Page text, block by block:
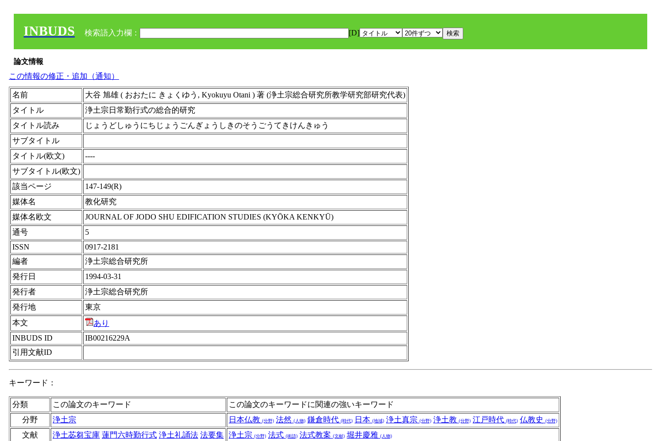
INBUDS 検索語入力欄： [D]
論文情報
この情報の修正・追加（通知）
名前
大谷 旭雄 ( おおたに きょくゆう, Kyokuyu Otani ) 著 (浄土宗総合研究所教学研究部研究代表)
タイトル
浄土宗日常勤行式の総合的研究
タイトル読み
じょうどしゅうにちじょうごんぎょうしきのそうごうてきけんきゅう
サブタイトル
タイトル(欧文)
----
サブタイトル(欧文)
該当ページ
147-149(R)
媒体名
教化研究
媒体名欧文
JOURNAL OF JODO SHU EDIFICATION STUDIES (KYŌKA KENKYŪ)
通号
5
ISSN
0917-2181
編者
浄土宗総合研究所
発行日
1994-03-31
発行者
浄土宗総合研究所
発行地
東京
本文
あり
INBUDS ID
IB00216229A
引用文献ID
キーワード：
分類 この論文のキーワード
この論文のキーワードに関連の強いキーワード
分野
浄土宗 日本仏教 (分野) 法然 (人物) 鎌倉時代 (時代) 日本 (地域) 浄土真宗 (分野) 浄土教 (分野) 江戸時代 (時代) 仏教史 (分野)
文献 浄土苾芻宝庫 蓮門六時勤行式 浄土礼誦法 法要集 浄土宗 (分野) 法式 (術語) 法式教案 (文献) 堀井慶雅 (人物)